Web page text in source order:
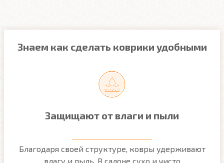
Знаем как сделать коврики удобными
Защищают от влаги и пыли
Благодаря своей структуре, ковры удерживают
влагу и пыль. В салоне сухо и чисто